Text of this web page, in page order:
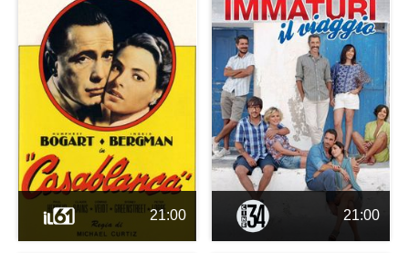
21:00 21:00